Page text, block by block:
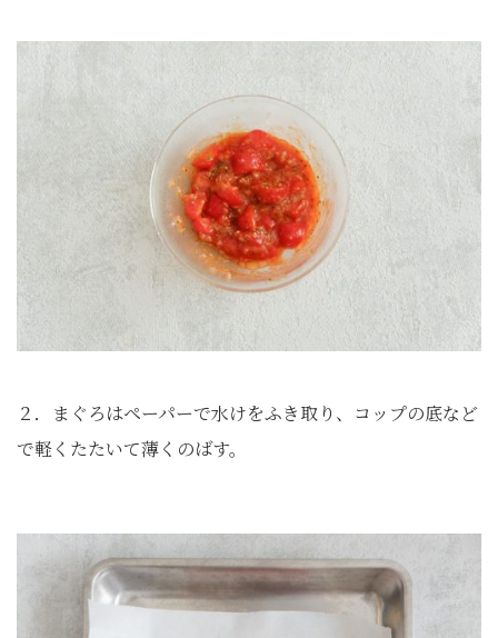
２．まぐろはペーパーで水けをふき取り、コップの底など
で軽くたたいて薄くのばす。